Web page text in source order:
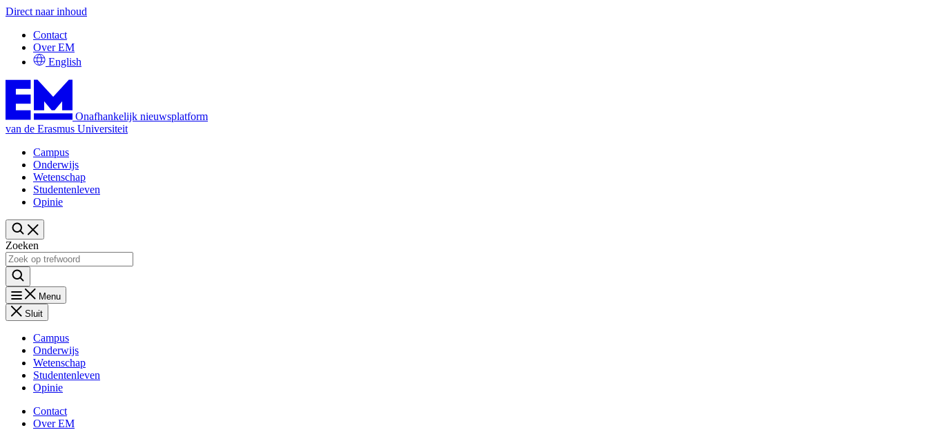
Direct naar inhoud
Contact
Over EM
English
Onafhankelijk nieuwsplatform
van de Erasmus Universiteit
Campus
Onderwijs
Wetenschap
Studentenleven
Opinie
Zoeken
Menu
Sluit
Campus
Onderwijs
Wetenschap
Studentenleven
Opinie
Contact
Over EM